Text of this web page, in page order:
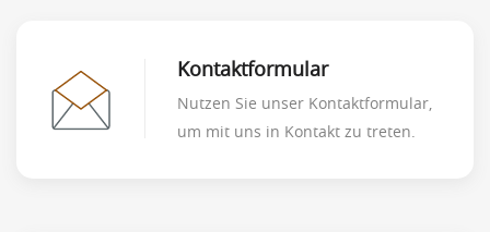
Kontaktformular
Nutzen Sie unser Kontaktformular,
um mit uns in Kontakt zu treten.